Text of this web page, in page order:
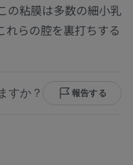
の粘膜は多数の細小乳
れらの腔を裏打ちする
すか？ 報告する